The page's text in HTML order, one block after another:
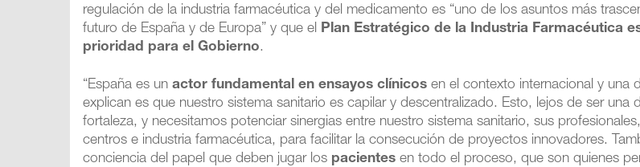
regulación de la industria farmacéutica y del medicamento es “uno de los asuntos más
futuro de España y de Europa” y que el Plan Estratégico de la Industria Farmacéutica
prioridad para el Gobierno.
“España es unactor fundamental en ensayos clínicos en el contexto internacional y una
explican es que nuestro sistema sanitario es capilar y descentralizado. Esto, lejos de ser una
fortaleza, y necesitamos potenciar sinergias entre nuestro sistema sanitario, sus
centros e industria farmacéutica, para facilitar la consecución de proyectos innovadores.
conciencia del papel que deben jugar los pacientes en todo el proceso, que son quienes